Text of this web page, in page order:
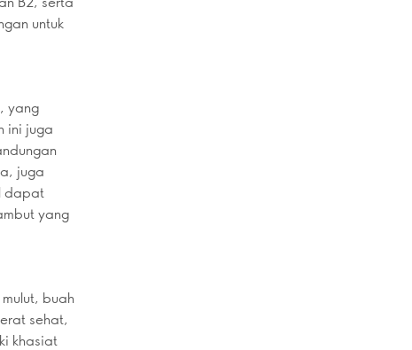
untuk
yang
ini juga
juga
dapat
yang
buah
sehat,
khasiat